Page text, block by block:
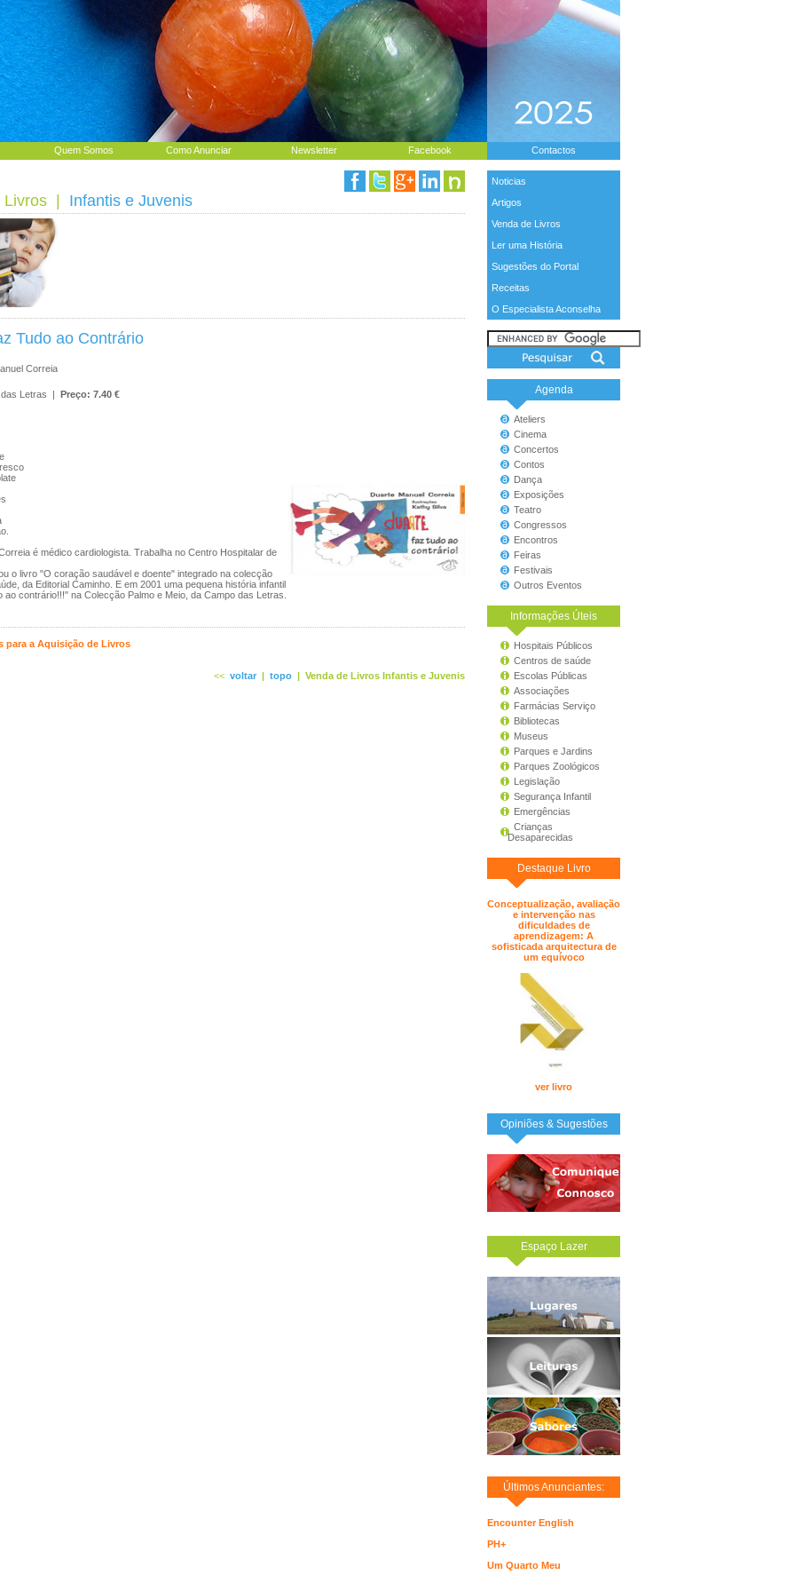
Quem Somos Como Anunciar Newsletter Facebook Contactos
Noticias
Artigos
Venda de Livros
Ler uma História
Sugestões do Portal
Receitas
O Especialista Aconselha
Agenda
Ateliers
Cinema
Concertos
Contos
Dança
Exposições
Teatro
Congressos
Encontros
Feiras
Festivais
Outros Eventos
Informações Úteis
Hospitais Públicos
Centros de saúde
Escolas Públicas
Associações
Farmácias Serviço
Bibliotecas
Museus
Parques e Jardins
Parques Zoológicos
Legislação
Segurança Infantil
Emergências
Crianças
Desaparecidas
Destaque Livro
Conceptualização, avaliação
e intervenção nas
dificuldades de
aprendizagem: A
sofisticada arquitectura de
um equívoco
ver livro
Opiniões & Sugestões
Espaço Lazer
Últimos Anunciantes:
Encounter English
PH+
Um Quarto Meu
Livros Infantis e Juvenis
Tudo ao Contrário
Correia
Letras | Preço: 7.40 €
é médico cardiologista. Trabalha no Centro Hospitalar de
o livro "O coração saudável e doente" integrado na colecção
da Editorial Caminho. E em 2001 uma pequena história infantil
ao contrário!!!" na Colecção Palmo e Meio, da Campo das Letras.
para a Aquisição de Livros
<< voltar | topo | Venda de Livros Infantis e Juvenis